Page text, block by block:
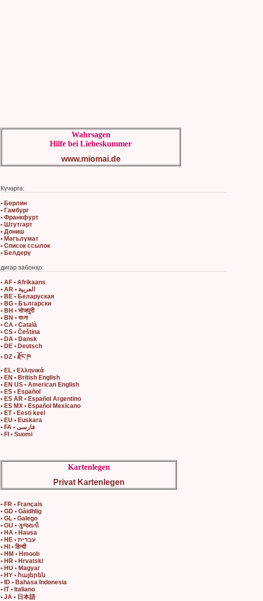
Wahrsagen
Hilfe bei Liebeskummer
www.miomai.de
Күчәргә:
• Берлин
• Гамбург
• Франкфурт
• Штутгарт
• Дониш
• Мәгълүмат
• Список ссылок
• Белдерү
дигар забонҳо:
• AF • Afrikaans
• AR • العربية
• BE • Беларуская
• BG • Български
• BH • भोजपुरी
• BN • বাংলা
• CA • Català
• CS • Čeština
• DA • Dansk
• DE • Deutsch
• DZ • རྫོང་ཁ
• EL • Ελληνικά
• EN • British English
• EN US • American English
• ES • Español
• ES AR • Español Argentino
• ES MX • Español Mexicano
• ET • Eesti keel
• EU • Euskara
• FA • فارسی
• FI • Suomi
Kartenlegen
Privat Kartenlegen
• FR • Français
• GD • Gàidhlig
• GL • Galego
• GU • ગુજરાતી
• HA • Hausa
• HE • עברית
• HI • हिन्दी
• HM • Hmoob
• HR • Hrvatski
• HU • Magyar
• HY • հայերեն
• ID • Bahasa Indonesia
• IT • Italiano
• JA • 日本語